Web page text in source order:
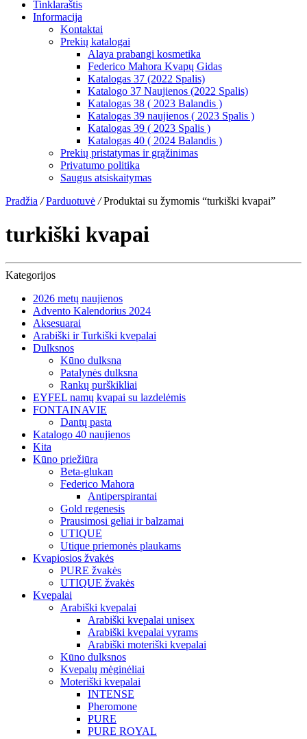
Tinklaraštis
Informacija
Kontaktai
Prekių katalogai
Alaya prabangi kosmetika
Federico Mahora Kvapų Gidas
Katalogas 37 (2022 Spalis)
Katalogo 37 Naujienos (2022 Spalis)
Katalogas 38 ( 2023 Balandis )
Katalogas 39 naujienos ( 2023 Spalis )
Katalogas 39 ( 2023 Spalis )
Katalogas 40 ( 2024 Balandis )
Prekių pristatymas ir grąžinimas
Privatumo politika
Saugus atsiskaitymas
Pradžia / Parduotuvė /Produktai su žymomis “turkiški kvapai”
turkiški kvapai
Kategorijos
2026 metų naujienos
Advento Kalendorius 2024
Aksesuarai
Arabiški ir Turkiški kvepalai
Dulksnos
Kūno dulksna
Patalynės dulksna
Rankų purškikliai
EYFEL namų kvapai su lazdelėmis
FONTAINAVIE
Dantų pasta
Katalogo 40 naujienos
Kita
Kūno priežiūra
Beta-glukan
Federico Mahora
Antiperspirantai
Gold regenesis
Prausimosi geliai ir balzamai
UTIQUE
Utique priemonės plaukams
Kvapiosios žvakės
PURE žvakės
UTIQUE žvakės
Kvepalai
Arabiški kvepalai
Arabiški kvepalai unisex
Arabiški kvepalai vyrams
Arabiški moteriški kvepalai
Kūno dulksnos
Kvepalų mėginėliai
Moteriški kvepalai
INTENSE
Pheromone
PURE
PURE ROYAL